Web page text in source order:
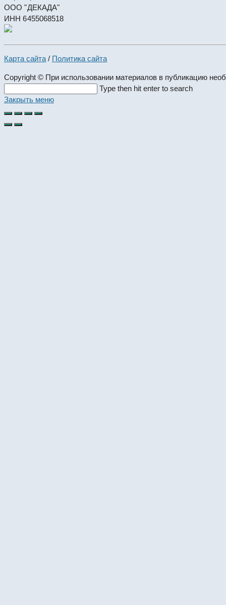
ООО "ДЕКАДА"
ИНН 6455068518
Карта сайта / Политика сайта
Copyright © При использовании материалов в публикацию
this
website
Type then hit enter to search
Закрыть меню